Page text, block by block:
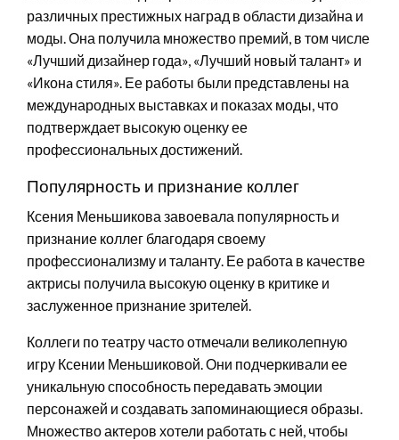
различных престижных наград в области дизайна и
моды. Она получила множество премий, в том числе
«Лучший дизайнер года», «Лучший новый талант» и
«Иконa стиля». Ее работы были представлены на
международных выставках и показах моды, что
подтверждает высокую оценку ее
профессиональных достижений.
Популярность и признание коллег
Ксения Меньшикова завоевала популярность и
признание коллег благодаря своему
профессионализму и таланту. Ее работа в качестве
актрисы получила высокую оценку в критике и
заслуженное признание зрителей.
Коллеги по театру часто отмечали великолепную
игру Ксении Меньшиковой. Они подчеркивали ее
уникальную способность передавать эмоции
персонажей и создавать запоминающиеся образы.
Множество актеров хотели работать с ней, чтобы